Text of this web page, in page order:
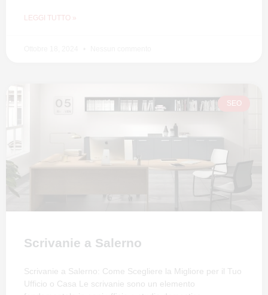
LEGGI TUTTO »
SEO
Scrivanie a Salerno
Scrivanie a Salerno: Come Scegliere la Migliore per il Tuo
Ufficio o Casa Le scrivanie sono un elemento